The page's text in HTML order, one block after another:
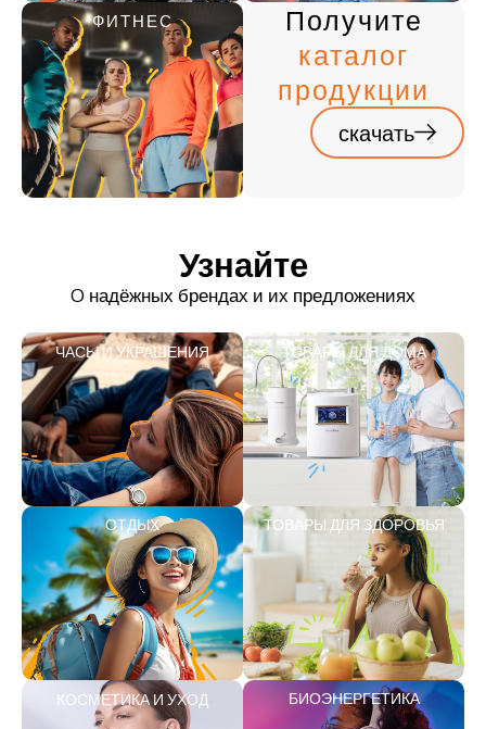
ФИТНЕС
Получите
каталог
продукции
скачать
Узнайте
O надёжных брендах и их предложениях
ЧАСЫ И УКРАШЕНИЯ ТОВАРЫ ДЛЯ ДОМА
ОТДЫХ ТОВАРЫ ДЛЯ ЗДОРОВЬЯ
КОСМЕТИКА И УХОД БИОЭНЕРГЕТИКА